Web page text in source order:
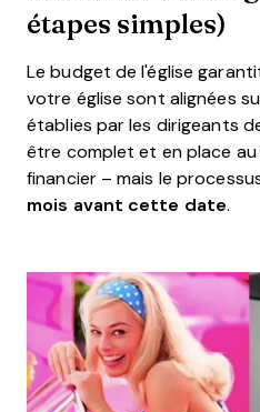
étapes simples)
Le budget de l'église
votre église sont alignées
établies par les dirigeants
être complet et en place
financier – mais le
mois avant cette date.